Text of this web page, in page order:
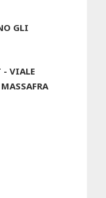
GLI
- VIALE